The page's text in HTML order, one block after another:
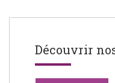
Découvrir